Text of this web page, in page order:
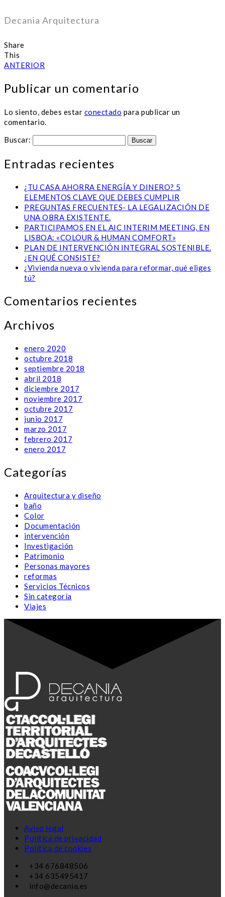
Decania Arquitectura
Share
This
ANTERIOR
Publicar un comentario
Lo siento, debes estar conectado para publicar un
comentario.
Buscar:
Entradas recientes
¿TU CASA AHORRA ENERGÍA Y DINERO? 5
ELEMENTOS CLAVE QUE DEBES CUMPLIR
PREGUNTAS FRECUENTES- LA LEGALIZACIÓN DE
UNA OBRA EXISTENTE.
PARTICIPAMOS EN EL AIC INTERIM MEETING, EN
LISBOA: «COLOUR & HUMAN COMFORT»
PLAN DE INTERVENCIÓN INTEGRAL SOSTENIBLE.
¿EN QUÉ CONSISTE?
¿Vivienda nueva o vivienda para reformar, qué eliges
tú?
Comentarios recientes
Archivos
enero 2020
octubre 2018
septiembre 2018
abril 2018
diciembre 2017
noviembre 2017
octubre 2017
junio 2017
marzo 2017
febrero 2017
enero 2017
Categorías
Arquitectura y diseño
baño
Color
Documentación
intervención
Investigación
Patrimonio
Personas mayores
reformas
Servicios Técnicos
Sin categoría
Viajes
Aviso legal
Política de privacidad
Política de cookies
+34 676848506
+34 635495417
info@decania.es